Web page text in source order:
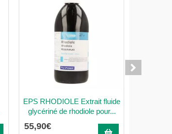
EPS RHODIOLE Extrait fluide
glycériné de rhodiole pour...
55,90€